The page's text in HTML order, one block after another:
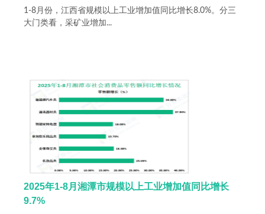
1-8月份，江西省规模以上工业增加值同比增长8.0%。分三
大门类看，采矿业增加...
2025年1-8月湘潭市规模以上工业增加值同比增长
9.7%